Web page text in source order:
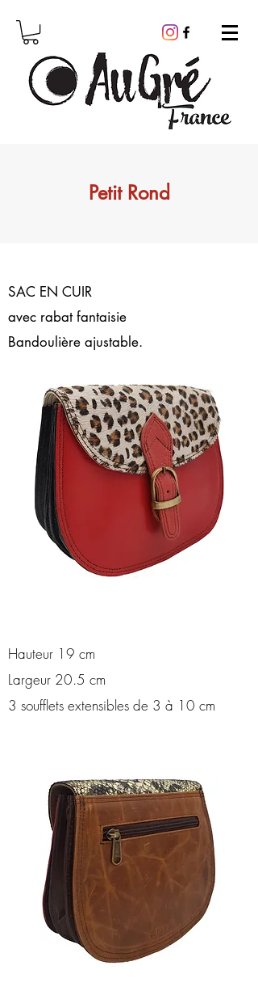
Petit Rond
SAC EN CUIR
avec rabat fantaisie
Bandoulière ajustable.
Hauteur 19 cm
Largeur 20.5 cm
3 soufflets extensibles de 3 à 10 cm